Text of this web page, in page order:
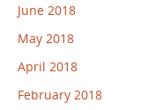
June 2018
May 2018
April 2018
February 2018